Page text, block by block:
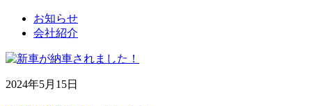
お知らせ
会社紹介
2024年5月15日